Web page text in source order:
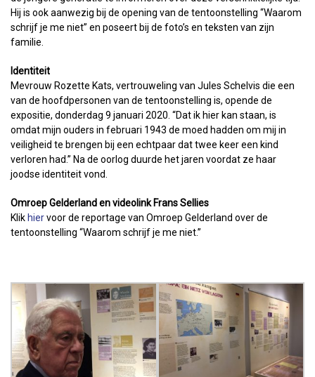
Hij is ook aanwezig bij de opening van de tentoonstelling “Waarom
schrijf je me niet” en poseert bij de foto’s en teksten van zijn
familie.
Identiteit
Mevrouw Rozette Kats, vertrouweling van Jules Schelvis die een
van de hoofdpersonen van de tentoonstelling is, opende de
expositie, donderdag 9 januari 2020. “Dat ik hier kan staan, is
omdat mijn ouders in februari 1943 de moed hadden om mij in
veiligheid te brengen bij een echtpaar dat twee keer een kind
verloren had.” Na de oorlog duurde het jaren voordat ze haar
joodse identiteit vond.
Omroep Gelderland en videolink Frans Sellies
Klik hiervoor de reportage van Omroep Gelderland over de
tentoonstelling “Waarom schrijf je me niet.”